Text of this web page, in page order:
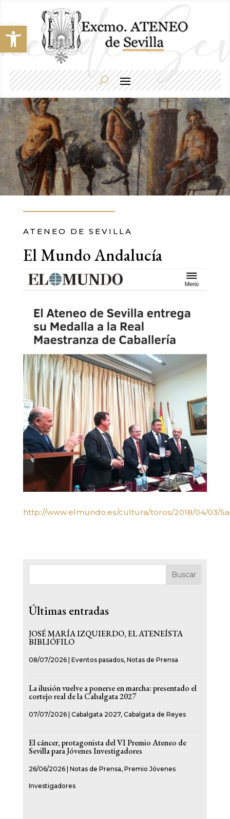
Abrir barra de herramientas
ATENEO DE SEVILLA
El Mundo Andalucía
http://www.elmundo.es/cultura/toros/2018/04/03/
Buscar
Últimas entradas
JOSÉ MARÍA IZQUIERDO, EL ATENEÍSTA
BIBLIÓFILO
08/07/2026| Eventos pasados, Notas de Prensa
La ilusión vuelve a ponerse en marcha: presentado el
cortejo real de la Cabalgata 2027
07/07/2026| Cabalgata 2027, Cabalgata de Reyes
El cáncer, protagonista del VI Premio Ateneo de
Sevilla para Jóvenes Investigadores
26/06/2026| Notas de Prensa, Premio Jóvenes
Investigadores